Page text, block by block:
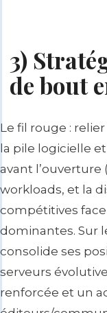
3)
de bout
Le fil rouge : relier
la pile logicielle
avant l’ouverture (
workloads, et la
compétitives
dominantes. Sur
consolide ses
serveurs
renforcée et un